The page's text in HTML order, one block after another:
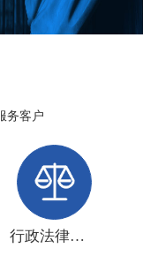
务客户
行政法律事务